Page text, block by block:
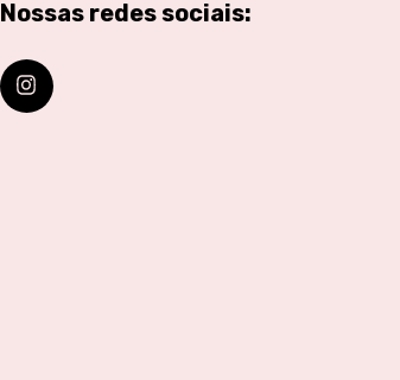
Nossas redes sociais: